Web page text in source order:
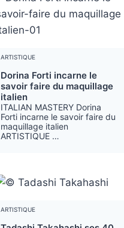
ARTISTIQUE
Dorina Forti incarne le
savoir faire du maquillage
italien
ITALIAN MASTERY Dorina
Forti incarne le savoir faire du
maquillage italien
ARTISTIQUE …
ARTISTIQUE